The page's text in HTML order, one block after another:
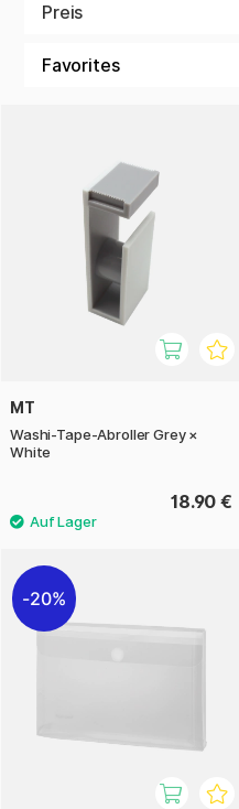
Preis
MT
Washi-Tape-Abroller Grey ×
White
18.90 €
20%